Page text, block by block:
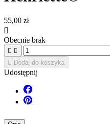
55,00 zł

Obecnie brak
 
 Dodaj do koszyka
Udostępnij